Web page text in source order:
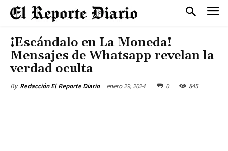
¡Escándalo en La Moneda!
Mensajes de Whatsapp revelan la
verdad oculta
By Redacción El Reporte Diario enero 29, 2024 0 845